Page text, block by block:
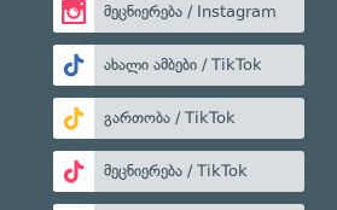
მეცნიერება / Instagram
ახალი ამბები / TikTok
გართობა / TikTok
მეცნიერება / TikTok